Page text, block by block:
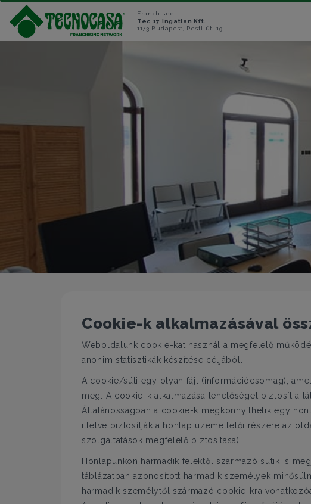
Franchisee
Tec 17 Ingatlan Kft.
1173 Budapest, Pesti út, 19.
Cookie-k alkalmazásával
Weboldalunk cookie-kat használ a megfelelő
anonim statisztikák készítése céljából.
A cookie/süti egy olyan fájl (információcsomag),
meg. A cookie-k alkalmazása lehetőséget biztosít a
Általánosságban a cookie-k megkönnyíthetik egy
illetve biztosítják a honlap üzemeltetői részére az
szolgáltatások megfelelő biztosítása).
Honlapunkon harmadik felektől származó sütik is
táblázatban azonosított harmadik személyek
harmadik személytől származó cookie-kra